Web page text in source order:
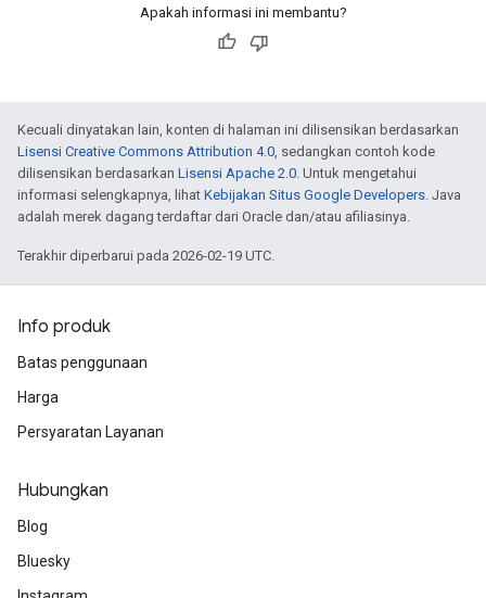
Apakah informasi ini membantu?
Kecuali dinyatakan lain, konten di halaman ini dilisensikan berdasarkan
Lisensi Creative Commons Attribution 4.0, sedangkan contoh kode
dilisensikan berdasarkan Lisensi Apache 2.0. Untuk mengetahui
informasi selengkapnya, lihat Kebijakan Situs Google Developers. Java
adalah merek dagang terdaftar dari Oracle dan/atau afiliasinya.
Terakhir diperbarui pada 2026-02-19 UTC.
Info produk
Batas penggunaan
Harga
Persyaratan Layanan
Hubungkan
Blog
Bluesky